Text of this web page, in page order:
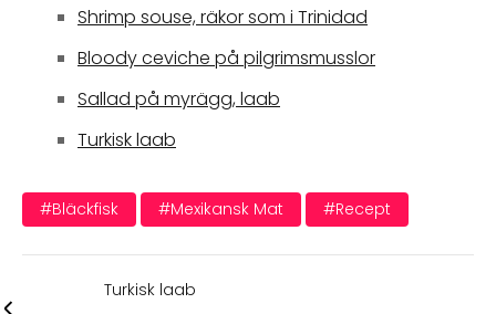
Shrimp souse, räkor som i Trinidad
Bloody ceviche på pilgrimsmusslor
Sallad på myrägg, laab
Turkisk laab
#bläckfisk #mexikansk Mat #recept
Turkisk laab